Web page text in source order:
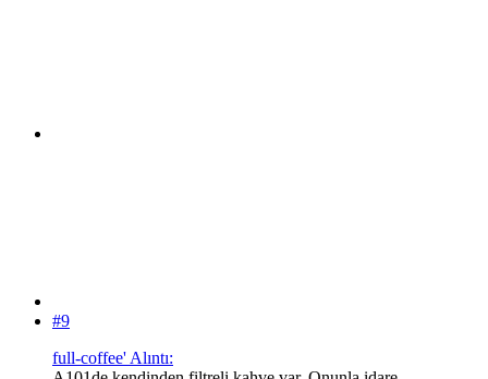
#9
full-coffee' Alıntı: